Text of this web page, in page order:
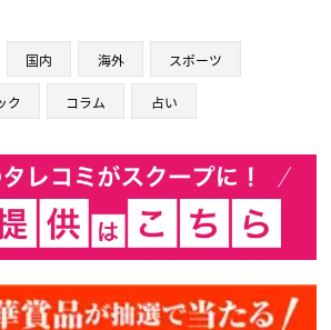
国内 海外 スポーツ
ク コラム 占い